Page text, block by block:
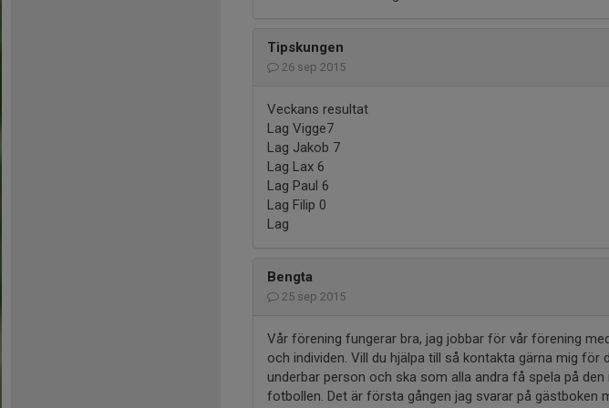
Tipskungen
26 sep 2015
Veckans resultat
Lag Vigge7
Lag Jakob 7
Lag Lax 6
Lag Paul 6
Lag Filip 0
Lag
Bengta
25 sep 2015
Vår förening fungerar bra, jag jobbar för vår förening
och individen. Vill du hjälpa till så kontakta gärna mig
underbar person och ska som alla andra få spela på
fotbollen. Det är första gången jag svarar på gästboken